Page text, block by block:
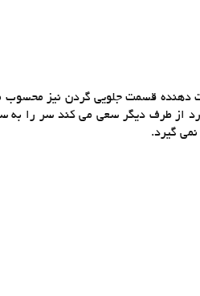
دهنده قسمت جلویی گردن نیز
طرف دیگر سعی می کند سر را به
گیرد.